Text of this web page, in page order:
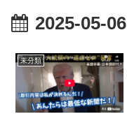
2025-05-06
未分類